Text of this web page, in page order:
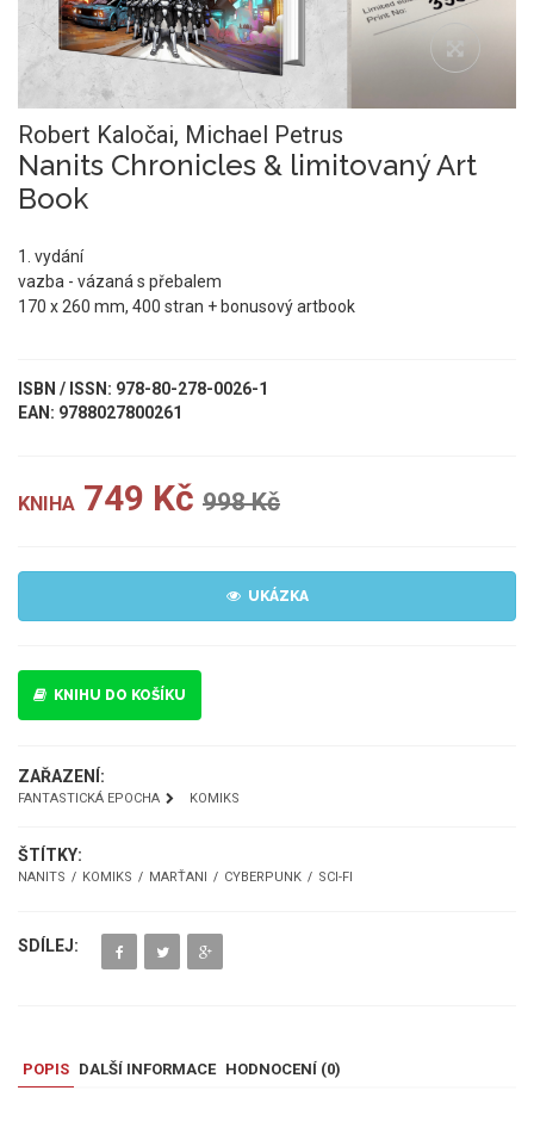
Robert Kaločai, Michael Petrus
Nanits Chronicles & limitovaný Art
Book
1. vydání
vazba - vázaná s přebalem
170 x 260 mm, 400 stran + bonusový artbook
ISBN / ISSN: 978-80-278-0026-1
EAN: 9788027800261
KNIHA 749 Kč 998 Kč
UKÁZKA
KNIHU DO KOŠÍKU
ZAŘAZENÍ:
FANTASTICKÁ EPOCHA KOMIKS
ŠTÍTKY:
NANITS KOMIKS MARŤANI CYBERPUNK SCI-FI
SDÍLEJ:
POPIS DALŠÍ INFORMACE HODNOCENÍ (0)